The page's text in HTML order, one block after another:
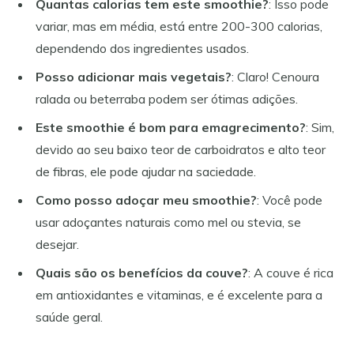
Quantas calorias tem este smoothie?: Isso pode
variar, mas em média, está entre 200-300 calorias,
dependendo dos ingredientes usados.
Posso adicionar mais vegetais?: Claro! Cenoura
ralada ou beterraba podem ser ótimas adições.
Este smoothie é bom para emagrecimento?: Sim,
devido ao seu baixo teor de carboidratos e alto teor
de fibras, ele pode ajudar na saciedade.
Como posso adoçar meu smoothie?: Você pode
usar adoçantes naturais como mel ou stevia, se
desejar.
Quais são os benefícios da couve?: A couve é rica
em antioxidantes e vitaminas, e é excelente para a
saúde geral.